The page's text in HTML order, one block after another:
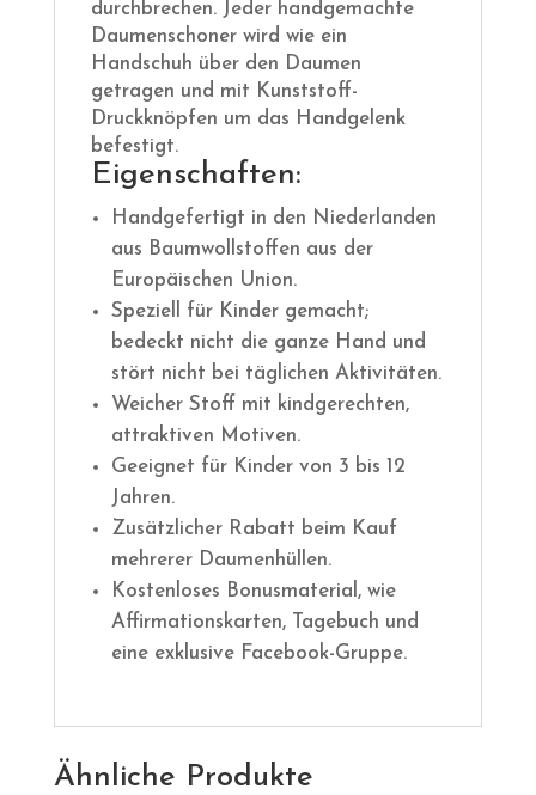
durchbrechen. Jeder handgemachte
Daumenschoner wird wie ein
Handschuh über den Daumen
getragen und mit Kunststoff-
Druckknöpfen um das Handgelenk
befestigt.
Eigenschaften:
Handgefertigt in den Niederlanden
aus Baumwollstoffen aus der
Europäischen Union.
Speziell für Kinder gemacht;
bedeckt nicht die ganze Hand und
stört nicht bei täglichen Aktivitäten.
Weicher Stoff mit kindgerechten,
attraktiven Motiven.
Geeignet für Kinder von 3 bis 12
Jahren.
Zusätzlicher Rabatt beim Kauf
mehrerer Daumenhüllen.
Kostenloses Bonusmaterial, wie
Affirmationskarten, Tagebuch und
eine exklusive Facebook-Gruppe.
Ähnliche Produkte